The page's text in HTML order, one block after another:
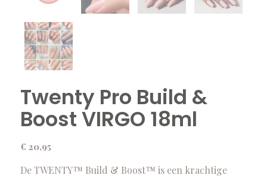
Twenty Pro Build &
Boost VIRGO 18ml
€ 20,95
De TWENTY™ Build & Boost™ is een krachtige